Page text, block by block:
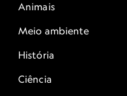
Animais
Meio ambiente
História
Ciência